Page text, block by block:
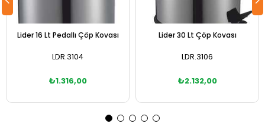
Lider 16 Lt Pedallı Çöp Kovası
LDR.3104
₺1.316,00
Lider 30 Lt Çöp Kovası
LDR.3106
₺2.132,00